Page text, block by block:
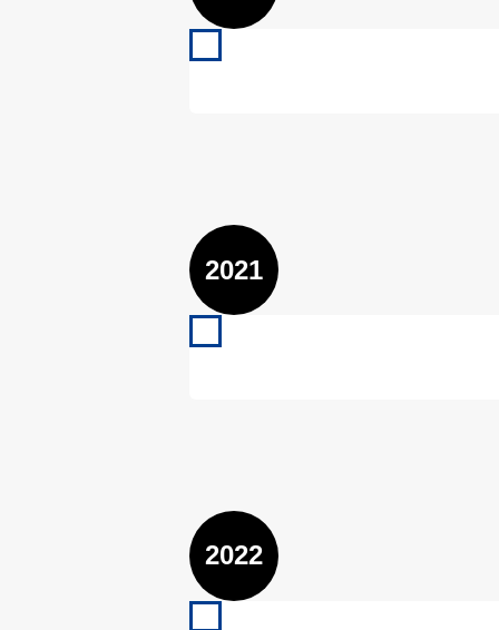
2020
VfL Kirchheim U11 07/2020
2021
2021
VfL Kirchheim U9 07/2021 –
2022
2022
VfL Kirchheim U10 07/2022